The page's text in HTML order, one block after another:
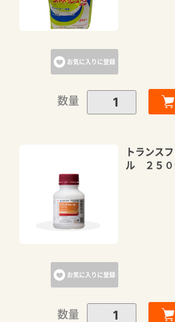
お気に入りに登録
数量
お気に入りに登録
トランス
ル ２５０
数量